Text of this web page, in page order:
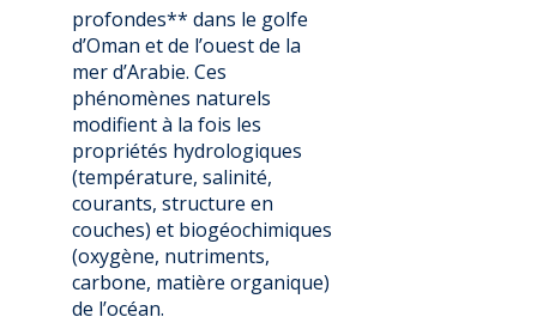
profondes** dans le golfe
d’Oman et de l’ouest de la
mer d’Arabie. Ces
phénomènes naturels
modifient à la fois les
propriétés hydrologiques
(température, salinité,
courants, structure en
couches) et biogéochimiques
(oxygène, nutriments,
carbone, matière organique)
de l’océan.